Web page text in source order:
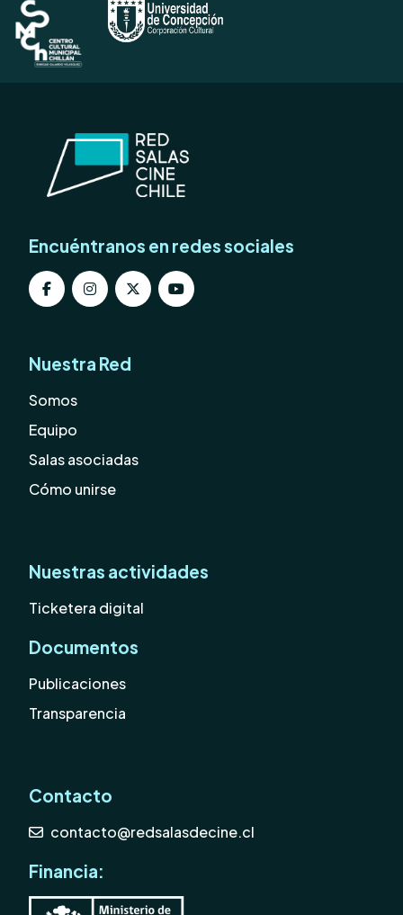
Encuéntranos en redes sociales
Nuestra Red
Somos
Equipo
Salas asociadas
Cómo unirse
Nuestras actividades
Ticketera digital
Documentos
Publicaciones
Transparencia
Contacto
contacto@redsalasdecine.cl
Financia: